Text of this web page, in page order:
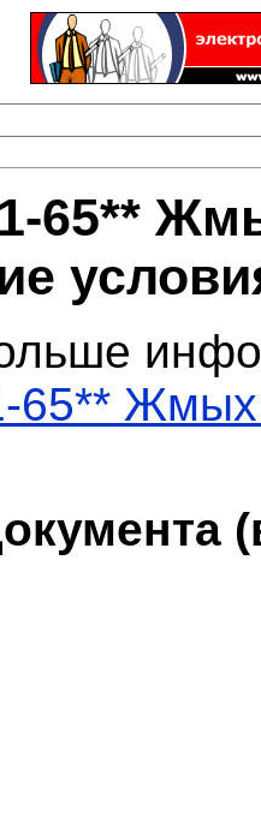
65**
65** Жмых